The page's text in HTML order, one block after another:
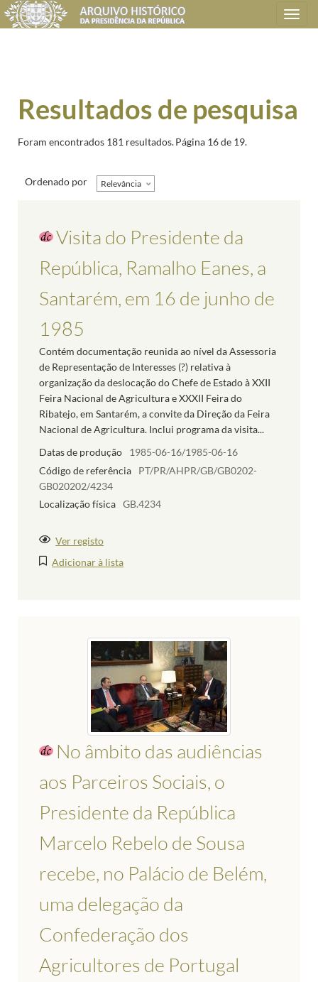
Toggle
navigation
Resultados de pesquisa
Foram encontrados 181 resultados.Página 16 de 19.
Ordenado por Relevância
Visita do Presidente da
República, Ramalho Eanes, a
Santarém, em 16 de junho de
1985
Contém documentação reunida ao nível da Assessoria
de Representação de Interesses (?) relativa à
organização da deslocação do Chefe de Estado à XXII
Feira Nacional de Agricultura e XXXII Feira do
Ribatejo, em Santarém, a convite da Direção da Feira
Nacional de Agricultura. Inclui programa da visita...
Datas de produção
1985-06-16/1985-06-16
Código de referência
PT/PR/AHPR/GB/GB0202-
GB020202/4234
Localização física GB.4234
Ver registo
Adicionar à lista
No âmbito das audiências
aos Parceiros Sociais, o
Presidente da República
Marcelo Rebelo de Sousa
recebe, no Palácio de Belém,
uma delegação da
Confederação dos
Agricultores de Portugal